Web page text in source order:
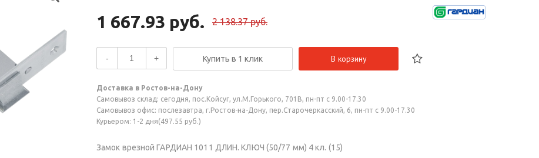
1 667.93 руб. 2 138.37 руб.
- + Купить в 1 клик В корзину
Доставка в Ростов-на-Дону
Самовывоз склад: сегодня, пос.Койсуг, ул.М.Горького, 701В, пн-пт с 9.00-17.30
Самовывоз офис: послезавтра, г.Ростов-на-Дону, пер.Старочеркасский, 6, пн-пт с 9.00-17.30
Курьером: 1-2 дня(497.55 руб.)
Замок врезной ГАРДИАН 1011 ДЛИН. КЛЮЧ (50/77 мм) 4 кл. (15)